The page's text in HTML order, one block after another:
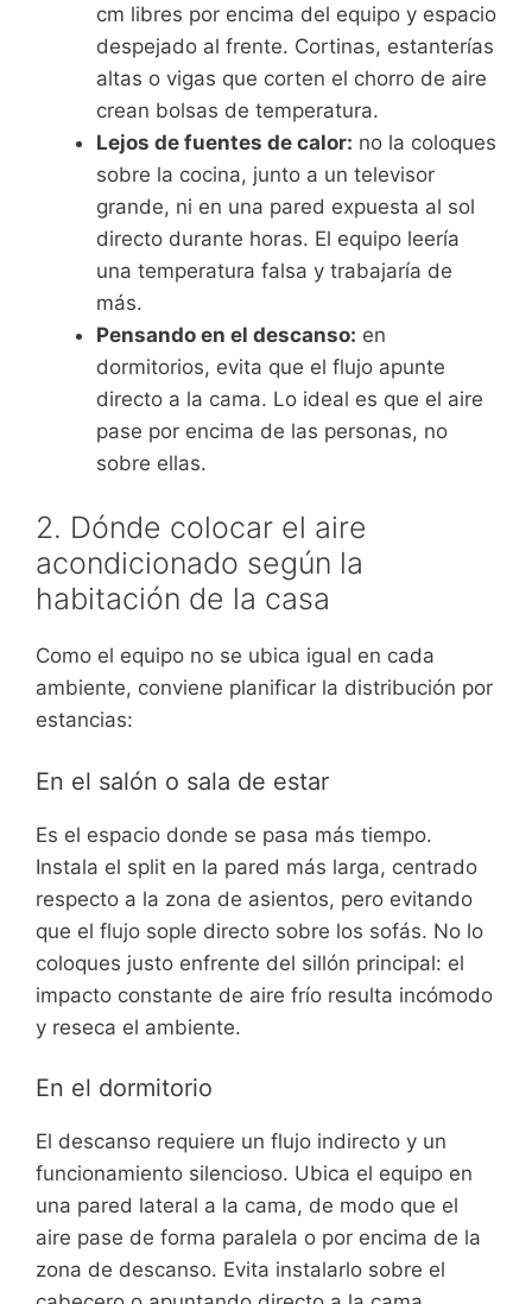
cm libres por encima del equipo y espacio
despejado al frente. Cortinas, estanterías
altas o vigas que corten el chorro de aire
crean bolsas de temperatura.
Lejos de fuentes de calor: no la coloques
sobre la cocina, junto a un televisor
grande, ni en una pared expuesta al sol
directo durante horas. El equipo leería
una temperatura falsa y trabajaría de
más.
Pensando en el descanso: en
dormitorios, evita que el flujo apunte
directo a la cama. Lo ideal es que el aire
pase por encima de las personas, no
sobre ellas.
2. Dónde colocar el aire
acondicionado según la
habitación de la casa
Como el equipo no se ubica igual en cada
ambiente, conviene planificar la distribución por
estancias:
En el salón o sala de estar
Es el espacio donde se pasa más tiempo.
Instala el split en la pared más larga, centrado
respecto a la zona de asientos, pero evitando
que el flujo sople directo sobre los sofás. No lo
coloques justo enfrente del sillón principal: el
impacto constante de aire frío resulta incómodo
y reseca el ambiente.
En el dormitorio
El descanso requiere un flujo indirecto y un
funcionamiento silencioso. Ubica el equipo en
una pared lateral a la cama, de modo que el
aire pase de forma paralela o por encima de la
zona de descanso. Evita instalarlo sobre el